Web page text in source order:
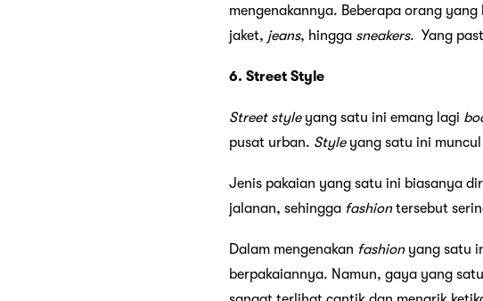
mengenakannya. Beberapa orang
jaket, jeans, hingga sneakers. Yang
6. Street Style
Street styleyang satu ini emang lagi
pusat urban. Styleyang satu ini
Jenis pakaian yang satu ini biasanya
jalanan, sehingga fashiontersebut
Dalam mengenakan fashionyang satu
berpakaiannya. Namun, gaya yang